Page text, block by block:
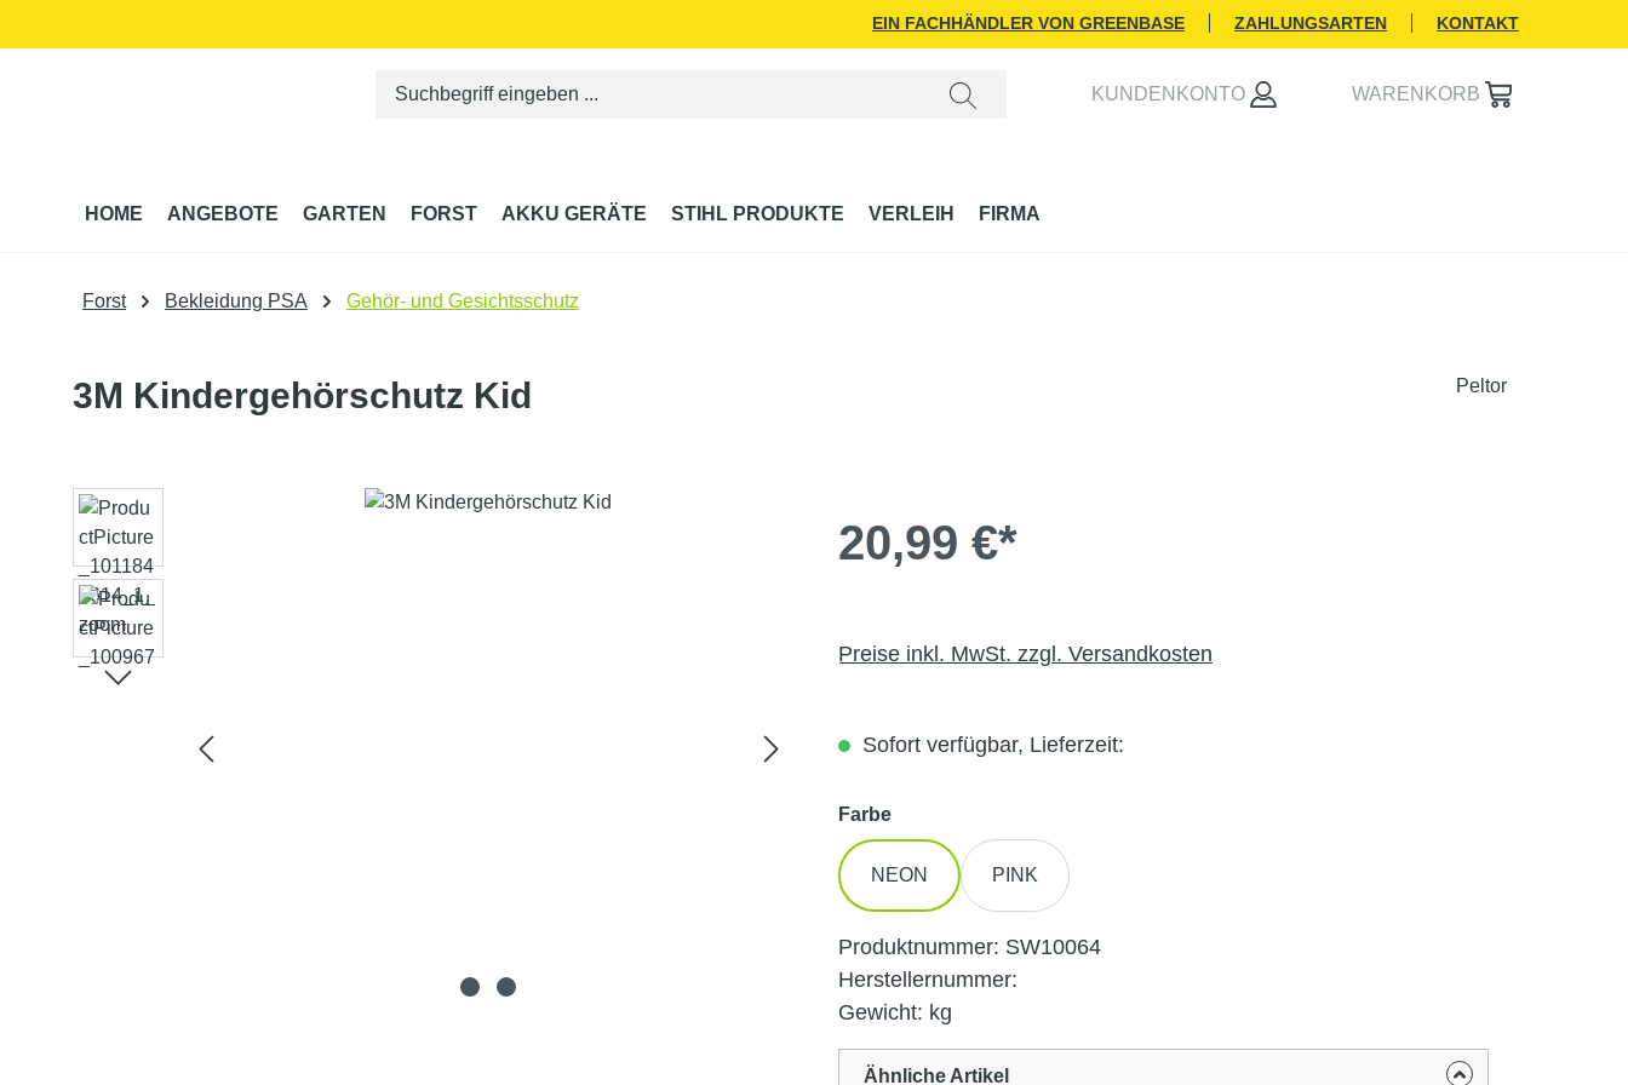
EIN FACHHÄNDLER VON GREENBASE ZAHLUNGSARTEN KONTAKT
KUNDENKONTO WARENKORB
HOME ANGEBOTE GARTEN FORST AKKU GERÄTE STIHL PRODUKTE VERLEIH FIRMA
Forst Bekleidung PSA Gehör- und Gesichtsschutz
3M Kindergehörschutz Kid Peltor
20,99 €*
Preise inkl. MwSt. zzgl. Versandkosten
Sofort verfügbar, Lieferzeit:
Farbeauswählen
NEON PINK
Produktnummer: SW10064
Herstellernummer:
Gewicht: kg
Ähnliche Artikel